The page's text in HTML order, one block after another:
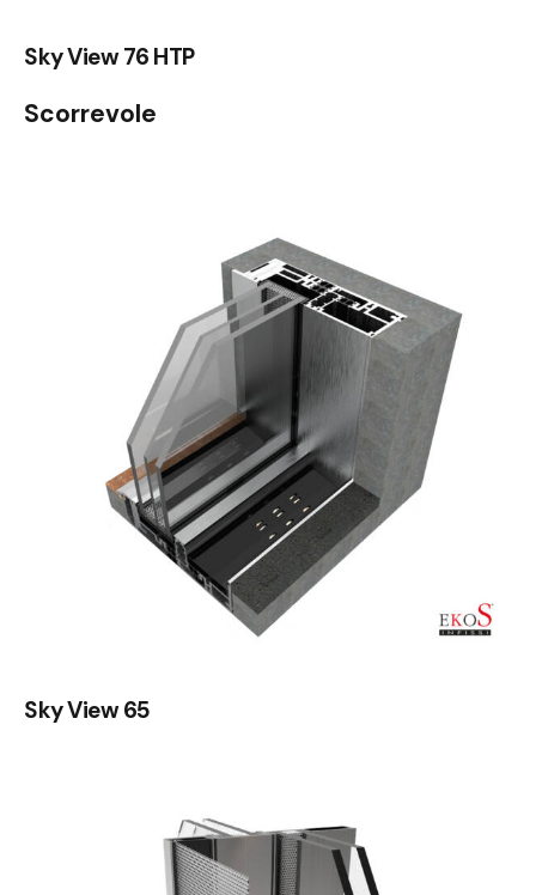
Sky View 76 HTP
Scorrevole
Sky View 65